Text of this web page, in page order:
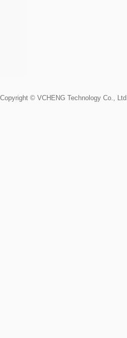
Copyright © VCHENG